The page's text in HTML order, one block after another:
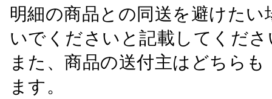
明細の商品との同送を避けた
いでくださいと記載してくださ
また、商品の送付主はどちら
ます。